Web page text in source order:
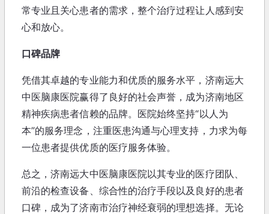
常专业且关心患者的需求，整个治疗过程让人感到安
心和放心。
口碑品牌
凭借其卓越的专业能力和优质的服务水平，济南远大
中医脑康医院赢得了良好的社会声誉，成为济南地区
精神疾病患者信赖的品牌。医院始终坚持“以人为
本”的服务理念，注重医患沟通与心理支持，力求为每
一位患者提供优质的医疗服务体验。
总之，济南远大中医脑康医院以其专业的医疗团队、
前沿的检查设备、综合性的治疗手段以及良好的患者
口碑，成为了济南市治疗神经衰弱的理想选择。无论